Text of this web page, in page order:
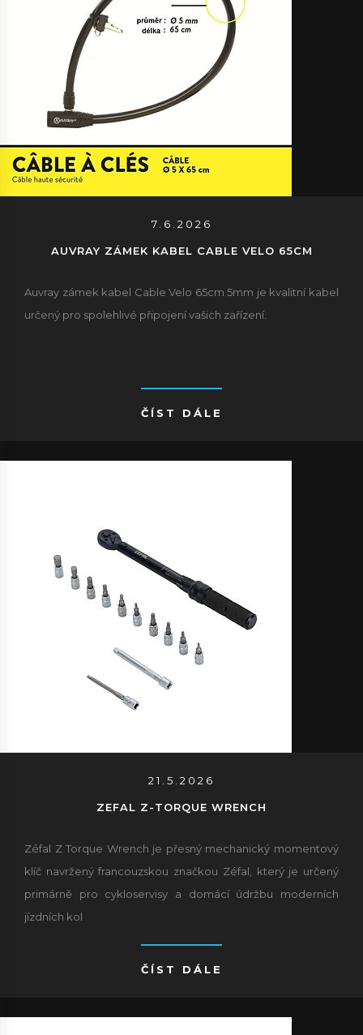
7.6.2026
AUVRAY ZÁMEK KABEL CABLE VELO 65CM
Auvray zámek kabel Cable Velo 65cm 5mm je kvalitní kabel
určený pro spolehlivé připojení vašich zařízení.
ČÍST DÁLE
21.5.2026
ZEFAL Z-TORQUE WRENCH
Zéfal Z Torque Wrench je přesný mechanický momentový
klíč navržený francouzskou značkou Zéfal, který je určený
primárně pro cykloservisy a domácí údržbu moderních
jízdních kol
ČÍST DÁLE